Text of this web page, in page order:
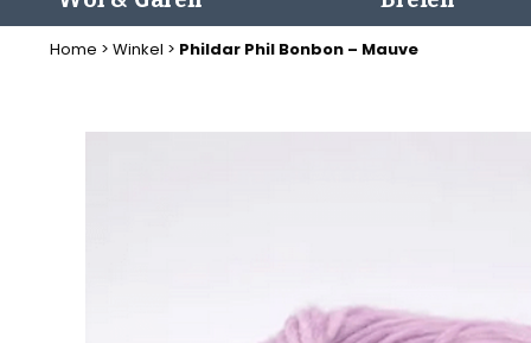
Home > Winkel > Phildar Phil Bonbon – Mauve